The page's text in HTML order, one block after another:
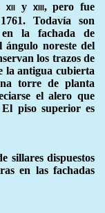
xii y xiii, pero fue
Todavía son
en la fachada de
ángulo noreste del
los trazos de
la antigua cubierta
torre de planta
el alero que
piso superior es
sillares dispuestos
en las fachadas